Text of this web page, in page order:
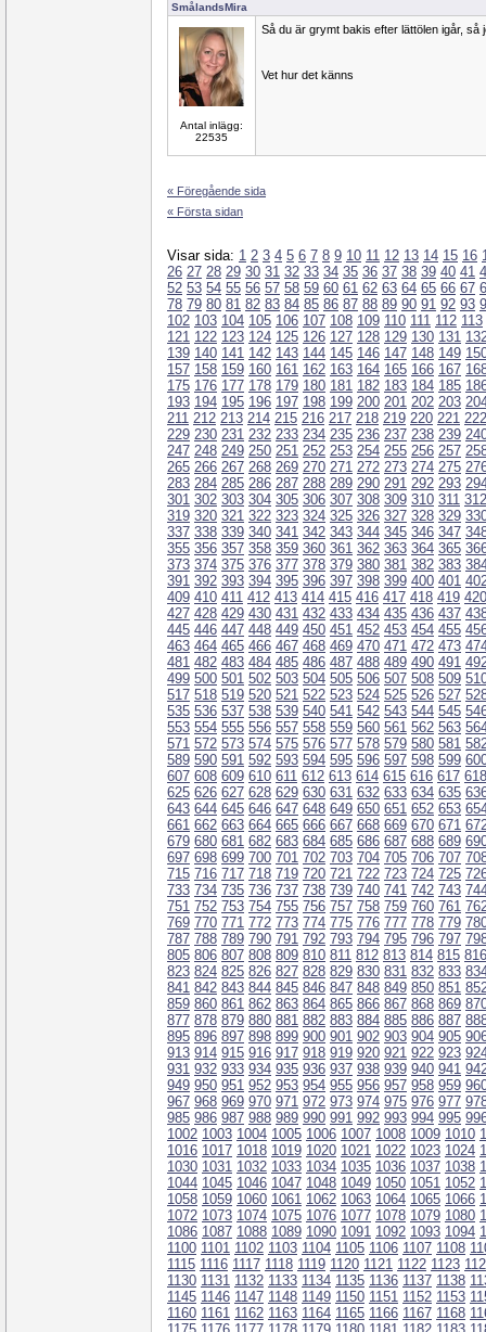
SmålandsMira
Antal inlägg:
22535
Så du är grymt bakis efter lättölen igår, så
Vet hur det känns
« Föregående sida
« Första sidan
Visar sida: 1 2 3 4 5 6 7 8 9 10 11 12 13 14 15 16
26 27 28 29 30 31 32 33 34 35 36 37 38 39 40 41
52 53 54 55 56 57 58 59 60 61 62 63 64 65 66 67
78 79 80 81 82 83 84 85 86 87 88 89 90 91 92 93
102 103 104 105 106 107 108 109 110 111 112 113
121 122 123 124 125 126 127 128 129 130 131
139 140 141 142 143 144 145 146 147 148 149
157 158 159 160 161 162 163 164 165 166 167
175 176 177 178 179 180 181 182 183 184 185
193 194 195 196 197 198 199 200 201 202 203
211 212 213 214 215 216 217 218 219 220 221 222
229 230 231 232 233 234 235 236 237 238 239
247 248 249 250 251 252 253 254 255 256 257
265 266 267 268 269 270 271 272 273 274 275
283 284 285 286 287 288 289 290 291 292 293
301 302 303 304 305 306 307 308 309 310 311 312
319 320 321 322 323 324 325 326 327 328 329
337 338 339 340 341 342 343 344 345 346 347
355 356 357 358 359 360 361 362 363 364 365
373 374 375 376 377 378 379 380 381 382 383
391 392 393 394 395 396 397 398 399 400 401
409 410 411 412 413 414 415 416 417 418 419 420
427 428 429 430 431 432 433 434 435 436 437
445 446 447 448 449 450 451 452 453 454 455
463 464 465 466 467 468 469 470 471 472 473
481 482 483 484 485 486 487 488 489 490 491
499 500 501 502 503 504 505 506 507 508 509
517 518 519 520 521 522 523 524 525 526 527
535 536 537 538 539 540 541 542 543 544 545
553 554 555 556 557 558 559 560 561 562 563
571 572 573 574 575 576 577 578 579 580 581
589 590 591 592 593 594 595 596 597 598 599
607 608 609 610 611 612 613 614 615 616 617 618
625 626 627 628 629 630 631 632 633 634 635
643 644 645 646 647 648 649 650 651 652 653
661 662 663 664 665 666 667 668 669 670 671
679 680 681 682 683 684 685 686 687 688 689
697 698 699 700 701 702 703 704 705 706 707
715 716 717 718 719 720 721 722 723 724 725
733 734 735 736 737 738 739 740 741 742 743
751 752 753 754 755 756 757 758 759 760 761
769 770 771 772 773 774 775 776 777 778 779
787 788 789 790 791 792 793 794 795 796 797
805 806 807 808 809 810 811 812 813 814 815 816
823 824 825 826 827 828 829 830 831 832 833
841 842 843 844 845 846 847 848 849 850 851
859 860 861 862 863 864 865 866 867 868 869
877 878 879 880 881 882 883 884 885 886 887
895 896 897 898 899 900 901 902 903 904 905
913 914 915 916 917 918 919 920 921 922 923
931 932 933 934 935 936 937 938 939 940 941
949 950 951 952 953 954 955 956 957 958 959
967 968 969 970 971 972 973 974 975 976 977
985 986 987 988 989 990 991 992 993 994 995
1002 1003 1004 1005 1006 1007 1008 1009 1010
1016 1017 1018 1019 1020 1021 1022 1023 1024
1030 1031 1032 1033 1034 1035 1036 1037 1038
1044 1045 1046 1047 1048 1049 1050 1051 1052
1058 1059 1060 1061 1062 1063 1064 1065 1066
1072 1073 1074 1075 1076 1077 1078 1079 1080
1086 1087 1088 1089 1090 1091 1092 1093 1094
1100 1101 1102 1103 1104 1105 1106 1107 1108
1115 1116 1117 1118 1119 1120 1121 1122 1123
1130 1131 1132 1133 1134 1135 1136 1137 1138
1145 1146 1147 1148 1149 1150 1151 1152 1153
1160 1161 1162 1163 1164 1165 1166 1167 1168